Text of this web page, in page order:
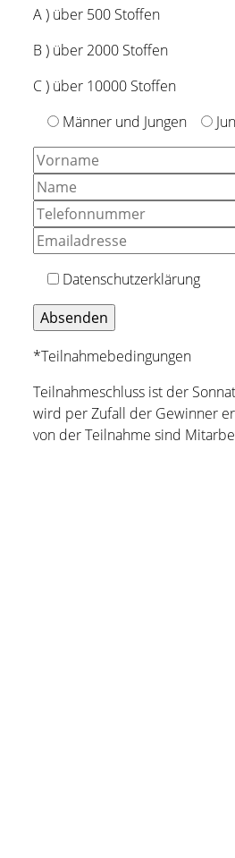
A ) über 500 Stoffen
B ) über 2000 Stoffen
C ) über 10000 Stoffen
Männer und Jungen
Datenschutzerklärung
*Teilnahmebedingungen
Teilnahmeschluss ist der
wird per Zufall der Gewinner
von der Teilnahme sind